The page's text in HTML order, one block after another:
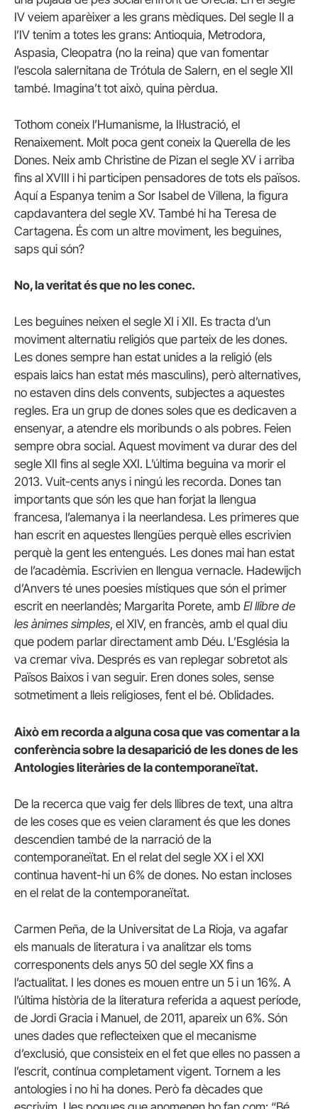
IV veiem aparèixer a les grans mèdiques. Del segle II a
l’IV tenim a totes les grans: Antioquia, Metrodora,
Aspasia, Cleopatra (no la reina) que van fomentar
l’escola salernitana de Trótula de Salern, en el segle XII
també. Imagina’t tot això, quina pèrdua.
Tothom coneix l’Humanisme, la Il·lustració, el
Renaixement. Molt poca gent coneix la Querella de les
Dones. Neix amb Christine de Pizan el segle XV i arriba
fins al XVIII i hi participen pensadores de tots els països.
Aquí a Espanya tenim a Sor Isabel de Villena, la figura
capdavantera del segle XV. També hi ha Teresa de
Cartagena. És com un altre moviment, les beguines,
saps qui són?
No, la veritat és que no les conec.
Les beguines neixen el segle XI i XII. Es tracta d’un
moviment alternatiu religiós que parteix de les dones.
Les dones sempre han estat unides a la religió (els
espais laics han estat més masculins), però alternatives,
no estaven dins dels convents, subjectes a aquestes
regles. Era un grup de dones soles que es dedicaven a
ensenyar, a atendre els moribunds o als pobres. Feien
sempre obra social. Aquest moviment va durar des del
segle XII fins al segle XXI. L’última beguina va morir el
2013. Vuit-cents anys i ningú les recorda. Dones tan
importants que són les que han forjat la llengua
francesa, l’alemanya i la neerlandesa. Les primeres que
han escrit en aquestes llengües perquè elles escrivien
perquè la gent les entengués. Les dones mai han estat
de l’acadèmia. Escrivien en llengua vernacle. Hadewijch
d’Anvers té unes poesies místiques que són el primer
escrit en neerlandès; Margarita Porete, amb El llibre de
les ànimes simples, el XIV, en francès, amb el qual diu
que podem parlar directament amb Déu. L’Església la
va cremar viva. Després es van replegar sobretot als
Països Baixos i van seguir. Eren dones soles, sense
sotmetiment a lleis religioses, fent el bé. Oblidades.
Això em recorda a alguna cosa que vas comentar a la
conferència sobre la desaparició de les dones de les
Antologies literàries de la contemporaneïtat.
De la recerca que vaig fer dels llibres de text, una altra
de les coses que es veien clarament és que les dones
descendien també de la narració de la
contemporaneïtat. En el relat del segle XX i el XXI
continua havent-hi un 6% de dones. No estan incloses
en el relat de la contemporaneïtat.
Carmen Peña, de la Universitat de La Rioja, va agafar
els manuals de literatura i va analitzar els toms
corresponents dels anys 50 del segle XX fins a
l’actualitat. I les dones es mouen entre un 5 i un 16%. A
l’última història de la literatura referida a aquest període,
de Jordi Gracia i Manuel, de 2011, apareix un 6%. Són
unes dades que reflecteixen que el mecanisme
d’exclusió, que consisteix en el fet que elles no passen a
l’escrit, contínua completament vigent. Tornem a les
antologies i no hi ha dones. Però fa dècades que